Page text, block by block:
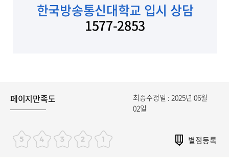
한국방송통신대학교 입시 상담
1577-2853
페이지만족도
최종수정일 : 2025년 06월
02일